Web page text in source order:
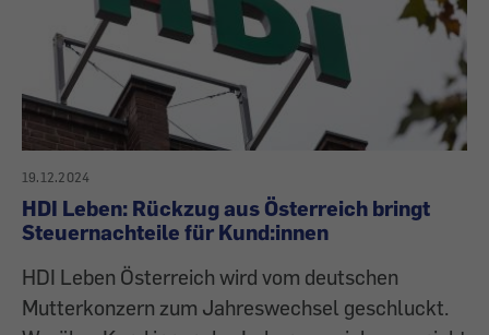
19.12.2024
HDI Leben: Rückzug aus Österreich bringt
Steuernachteile für Kund:innen
HDI Leben Österreich wird vom deutschen
Mutterkonzern zum Jahreswechsel geschluckt.